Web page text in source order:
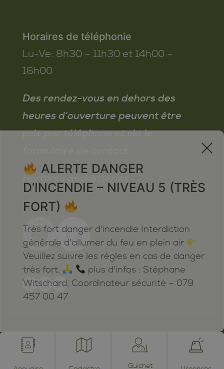
Guichet
Horaires de téléphonie
Lu-Ve: 8h30 – 11h30 et 14h00 –
16h00
Des rendez-vous en dehors des
heures d’ouverture peuvent être
pris par téléphone et via le
Horaires déchetteries
powered by /BOOMERANG
photos by JEAN-CLAUDE ROH ©
x
ALERTE DANGER
D’INCENDIE – NIVEAU 5 (TRÈS
FORT)
Très fort danger d'incendie Interdiction
générale d'allumer du feu en plein air
Veuillez suivre les règles en cas de danger
très fort.
plus d'infos : Stéphane
Witschard, Coordinateur sécurité – 079
457 00 47